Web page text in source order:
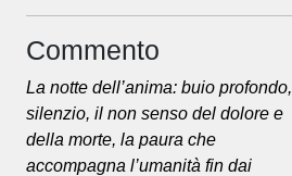
Commento
La notte dell’anima: buio profondo,
silenzio, il non senso del dolore e
della morte, la paura che
accompagna l’umanità fin dai